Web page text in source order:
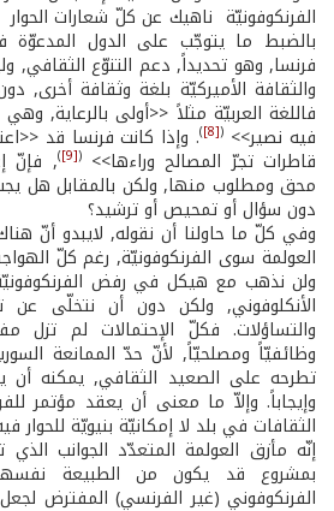
الفرنكوفونيّة ­ ناهيك عن كلّ شعارات الحوار
بالضبط ما يتوجّب على الدول المدعوّة
فرنسا, وهو تحديداً, دعم التنوّع الثقافي,
والثقافة الأميركيّة بلغة وثقافة أخرى,
فاللغة العربيّة مثلاً <<أولى بالرعاية,
فيه نصير>> (
[8]
). وإذا كانت فرنسا قد
قاطرات تجرّ المصالح وراءها>>(
[9]
), فإنّ
محق ومطلوب منها, ولكن بالمقابل هل
دون سؤال أو تمحيص أو ترشيد؟
وفي كلّ ما حاولنا أن نقوله, لايبدو أنّ
العولمة سوى الفرنكوفونيّة, رغم كلّ
ولن نذهب مع هيكل في رفض
الأنكلوفوني, ولكن دون أن نتخلّى عن
والتساؤلات. فكلّ الإحتمالات لم تزل
وظائفيّاً ومصلحيّاً, لأنّ حدّ الممانعة
تطرحه على الصعيد الثقافي, يمكنه
وإيجاباً. وإلاّ ما معنى أن يعقد مؤتمر
الثقافات في بلد لا إمكانيّة بنيويّة
إنّه مأزق العولمة المتعدّد الجوانب
بمشروع قد يكون من الطبيعة
الفرنكوفوني (غير الفرنسي) المفترض